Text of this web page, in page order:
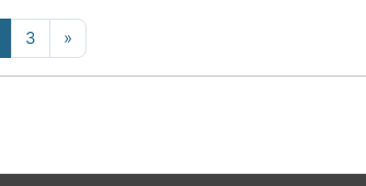
сторінка
1
Сторінка 2
3 Сторінка 3
»